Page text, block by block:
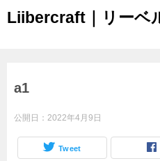
Liibercraft｜リーベ
a1
公開日： 2022年4月9日
Tweet